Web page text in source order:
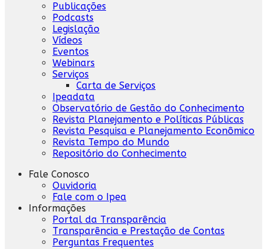
Publicações
Podcasts
Legislação
Vídeos
Eventos
Webinars
Serviços
Carta de Serviços
Ipeadata
Observatório de Gestão do Conhecimento
Revista Planejamento e Políticas Públicas
Revista Pesquisa e Planejamento Econômico
Revista Tempo do Mundo
Repositório do Conhecimento
Fale Conosco
Ouvidoria
Fale com o Ipea
Informações
Portal da Transparência
Transparência e Prestação de Contas
Perguntas Frequentes